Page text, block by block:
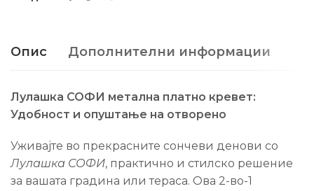
Опис Дополнителни информации
Лулашка СОФИ метална платно кревет:
Удобност и опуштање на отворено
Уживајте во прекрасните сончеви денови со
Лулашка СОФИ, практично и стилско решение
за вашата градина или тераса. Ова 2-во-1